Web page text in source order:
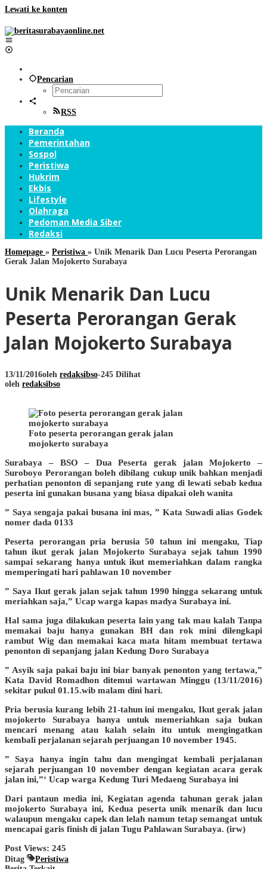
Lewati ke konten
Pencarian
RSS
Beranda
Pemerintahan
Sospol
Peristiwa
Hukrim
Ekbis
Lifestyle
Olahraga
Pedoman Media Siber
Redaksi
Homepage » Peristiwa » Unik Menarik Dan Lucu Peserta Perorangan
Gerak Jalan Mojokerto Surabaya
Unik Menarik Dan Lucu
Peserta Perorangan Gerak
Jalan Mojokerto Surabaya
13/11/2016oleh redaksibso-245 Dilihat
oleh redaksibso
Foto peserta perorangan gerak jalan
mojokerto surabaya
Surabaya – BSO – Dua Peserta gerak jalan Mojokerto –
Suroboyo Perorangan boleh dibilang cukup unik bahkan menjadi
perhatian penonton di sepanjang rute yang di lewati sebab kedua
peserta ini gunakan busana yang biasa dipakai oleh wanita
” Saya sengaja pakai busana ini mas, ” Kata Suwadi alias Godek
nomer dada 0133
Peserta perorangan pria berusia 50 tahun ini mengaku, Tiap
tahun ikut gerak jalan Mojokerto Surabaya sejak tahun 1990
sampai sekarang hanya untuk ikut memeriahkan dalam rangka
memperingati hari pahlawan 10 november
” Saya Ikut gerak jalan sejak tahun 1990 hingga sekarang untuk
meriahkan saja,” Ucap warga kapas madya Surabaya ini.
Hal sama juga dilakukan peserta lain yang tak mau kalah Tanpa
memakai baju hanya gunakan BH dan rok mini dilengkapi
rambut Wig dan memakai kaca mata hitam membuat tertawa
penonton di sepanjang jalan Kedung Doro Surabaya
” Asyik saja pakai baju ini biar banyak penonton yang tertawa,”
Kata David Romadhon ditemui wartawan Minggu (13/11/2016)
sekitar pukul 01.15.wib malam dini hari.
Pria berusia kurang lebih 21-tahun ini mengaku, Ikut gerak jalan
mojokerto Surabaya hanya untuk memeriahkan saja bukan
mencari menang atau kalah selain itu untuk mengingatkan
kembali perjalanan sejarah perjuangan 10 november 1945.
” Saya hanya ingin tahu dan mengingat kembali perjalanan
sejarah perjuangan 10 november dengan kegiatan acara gerak
jalan ini,”‘ Ucap warga Kedung Turi Medaeng Surabaya ini
Dari pantaun media ini, Kegiatan agenda tahunan gerak jalan
mojokerto Surabaya ini, Kedua peserta unik menarik dan lucu
walaupun mengaku capek dan lelah namun tetap semangat untuk
mencapai garis finish di jalan Tugu Pahlawan Surabaya. (irw)
Post Views: 245
Ditag
Peristiwa